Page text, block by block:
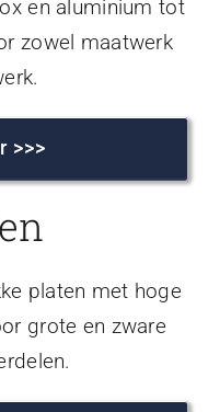
en aluminium tot
zowel maatwerk
>>>
platen met hoge
grote en zware